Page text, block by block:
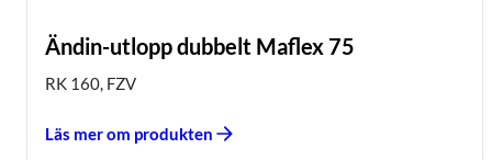
Ändin-utlopp dubbelt Maflex 75
RK 160, FZV
Läs mer om produkten